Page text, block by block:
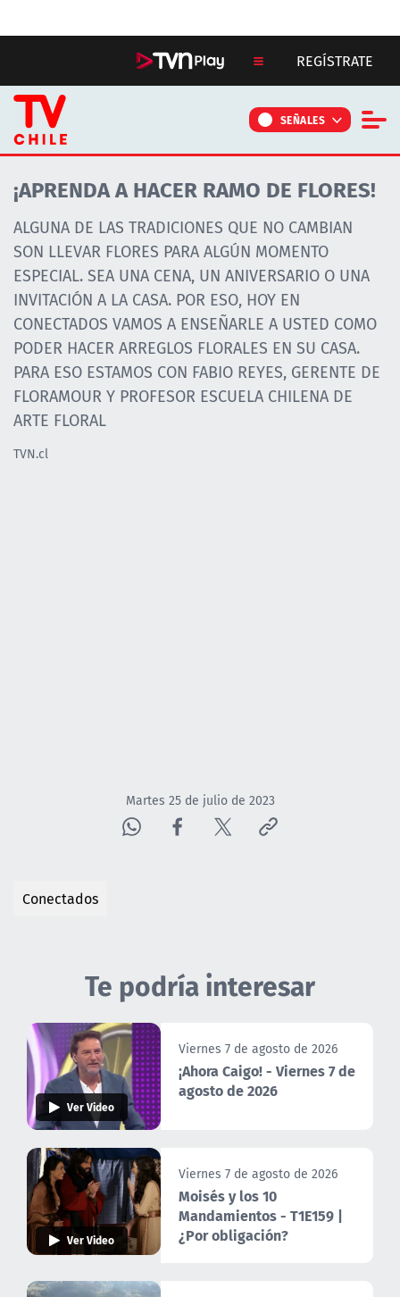
REGÍSTRATE
SEÑALES
CONTÁCTANOS
¡APRENDA A HACER RAMO DE FLORES!
ALGUNA DE LAS TRADICIONES QUE NO CAMBIAN
SON LLEVAR FLORES PARA ALGÚN MOMENTO
ESPECIAL. SEA UNA CENA, UN ANIVERSARIO O UNA
INVITACIÓN A LA CASA. POR ESO, HOY EN
CONECTADOS VAMOS A ENSEÑARLE A USTED COMO
PODER HACER ARREGLOS FLORALES EN SU CASA.
PARA ESO ESTAMOS CON FABIO REYES, GERENTE DE
FLORAMOUR Y PROFESOR ESCUELA CHILENA DE
ARTE FLORAL
TVN.cl
Martes 25 de julio de 2023
Conectados
Te podría interesar
Ver Video
Viernes 7 de agosto de 2026
¡Ahora Caigo! - Viernes 7 de
agosto de 2026
Ver Video
Viernes 7 de agosto de 2026
Moisés y los 10
Mandamientos - T1E159 |
¿Por obligación?